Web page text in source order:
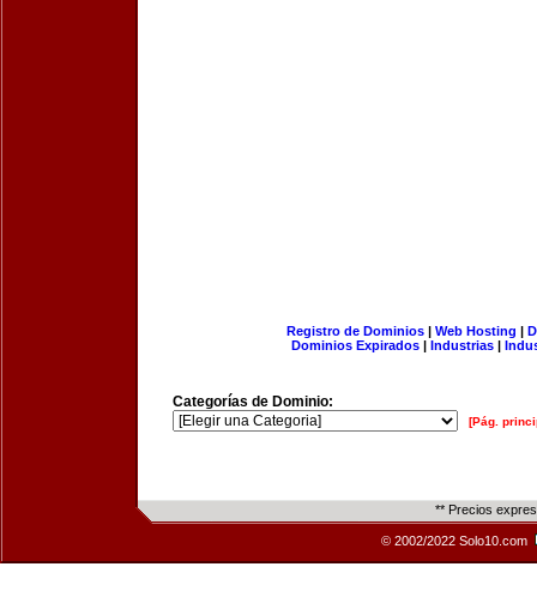
Registro de Dominios| Web Hosting |
Dominios Expirados | Industrias |
Categorías de Dominio:
[Pág.
** Precios
© 2002/2022 Solo10.com